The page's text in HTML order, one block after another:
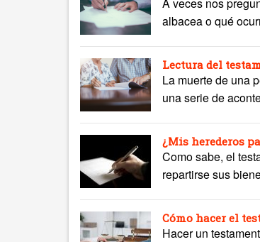
albacea o qué
Lectura del
La muerte de una
una serie de
¿Mis herederos
Como sabe, el
repartirse sus
Cómo hacer el
Hacer un